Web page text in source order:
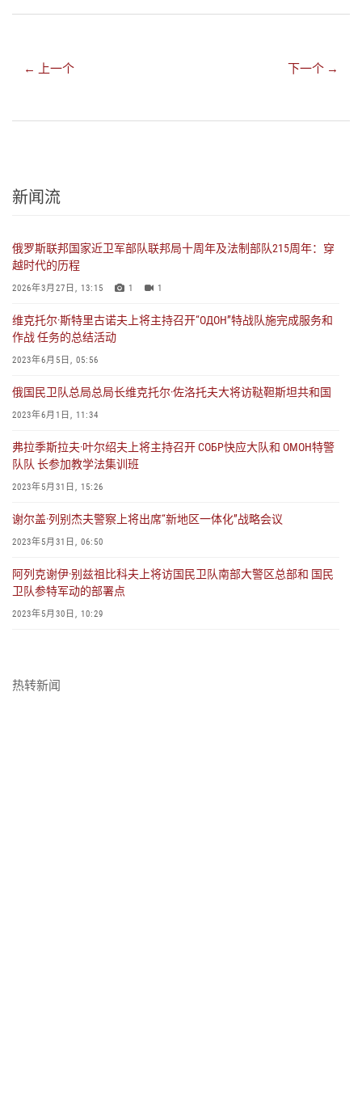
← 上一个 下一个 →
新闻流
俄罗斯联邦国家近卫军部队联邦局十周年及法制部队215周年：穿
越时代的历程
2026年3月27日, 13:15 1 1
维克托尔·斯特里古诺夫上将主持召开“ОДОН”特战队施完成服务和
作战 任务的总结活动
2023年6月5日, 05:56
俄国民卫队总局总局长维克托尔·佐洛托夫大将访鞑靼斯坦共和国
2023年6月1日, 11:34
弗拉季斯拉夫·叶尔绍夫上将主持召开 СОБР快应大队和 ОМОН特警
队队 长参加教学法集训班
2023年5月31日, 15:26
谢尔盖·列别杰夫警察上将出席“新地区一体化”战略会议
2023年5月31日, 06:50
阿列克谢伊·别兹祖比科夫上将访国民卫队南部大警区总部和 国民
卫队参特军动的部署点
2023年5月30日, 10:29
热转新闻